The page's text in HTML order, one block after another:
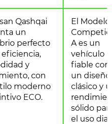
Qashqai
un
perfecto
y
con
moderno
ECO.
El Modelo
A es un
vehículo
fiable con
un diseño
clásico y
sólido
el uso